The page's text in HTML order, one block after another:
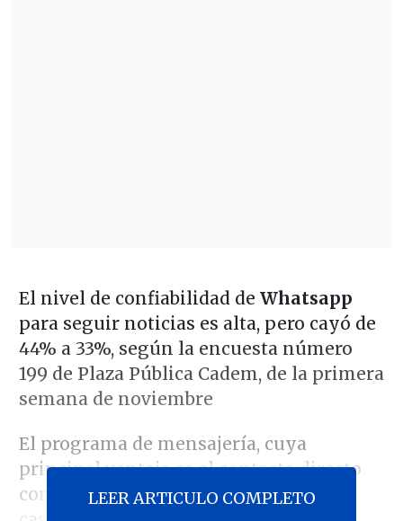
El nivel de confiabilidad de Whatsapp
para seguir noticias es alta, pero cayó de
44% a 33%, según la encuesta número
199 de Plaza Pública Cadem, de la primera
semana de noviembre
El programa de mensajería, cuya
principal ventaja es el contacto directo
con las personas más cercanas, quedó
LEER ARTICULO COMPLETO